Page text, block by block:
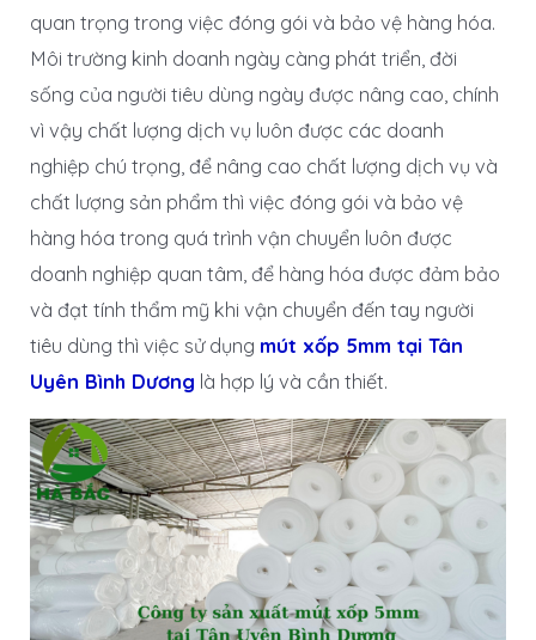
quan trọng trong việc đóng gói và bảo vệ hàng hóa.
Môi trường kinh doanh ngày càng phát triển, đời
sống của người tiêu dùng ngày được nâng cao, chính
vì vậy chất lượng dịch vụ luôn được các doanh
nghiệp chú trọng, để nâng cao chất lượng dịch vụ và
chất lượng sản phẩm thì việc đóng gói và bảo vệ
hàng hóa trong quá trình vận chuyển luôn được
doanh nghiệp quan tâm, để hàng hóa được đảm bảo
và đạt tính thẩm mỹ khi vận chuyển đến tay người
tiêu dùng thì việc sử dụng mút xốp 5mm tại Tân
Uyên Bình Dương là hợp lý và cần thiết.